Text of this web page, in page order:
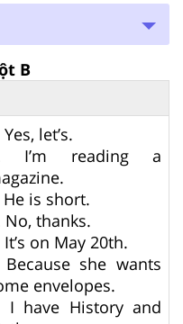
B
let’s.
I’m reading a
He is short.
No, thanks.
It’s on May 20th.
she wants
envelopes.
I have History and